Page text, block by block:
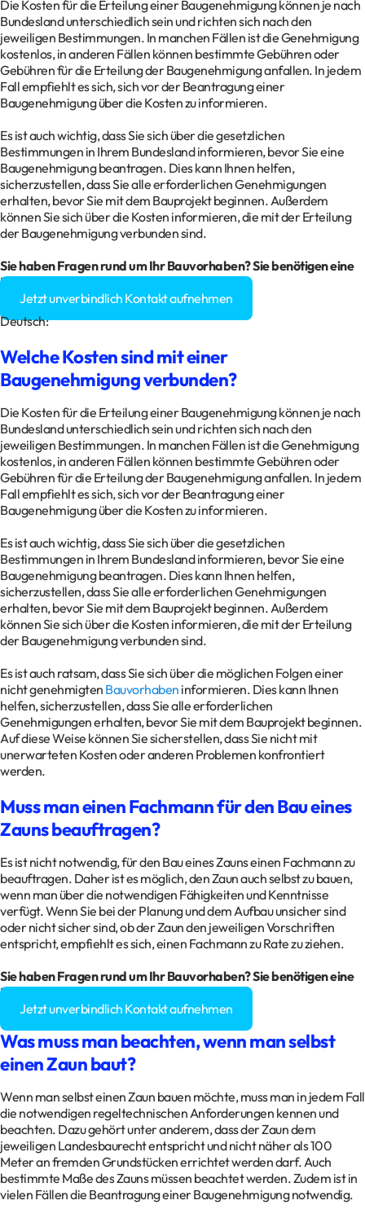
Die Kosten für die Erteilung einer Baugenehmigung können je nach
Bundesland unterschiedlich sein und richten sich nach den
jeweiligen Bestimmungen. In manchen Fällen ist die Genehmigung
kostenlos, in anderen Fällen können bestimmte Gebühren oder
Gebühren für die Erteilung der Baugenehmigung anfallen. In jedem
Fall empfiehlt es sich, sich vor der Beantragung einer
Baugenehmigung über die Kosten zu informieren.
Es ist auch wichtig, dass Sie sich über die gesetzlichen
Bestimmungen in Ihrem Bundesland informieren, bevor Sie eine
Baugenehmigung beantragen. Dies kann Ihnen helfen,
sicherzustellen, dass Sie alle erforderlichen Genehmigungen
erhalten, bevor Sie mit dem Bauprojekt beginnen. Außerdem
können Sie sich über die Kosten informieren, die mit der Erteilung
der Baugenehmigung verbunden sind.
Sie haben Fragen rund um IhrBauvorhaben? Sie benötigen eine
Baugenehmigung?
Jetzt unverbindlich Kontakt aufnehmen
Deutsch:
Welche Kosten sind mit einer
Baugenehmigung verbunden?
Die Kosten für die Erteilung einer Baugenehmigung können je nach
Bundesland unterschiedlich sein und richten sich nach den
jeweiligen Bestimmungen. In manchen Fällen ist die Genehmigung
kostenlos, in anderen Fällen können bestimmte Gebühren oder
Gebühren für die Erteilung der Baugenehmigung anfallen. In jedem
Fall empfiehlt es sich, sich vor der Beantragung einer
Baugenehmigung über die Kosten zu informieren.
Es ist auch wichtig, dass Sie sich über die gesetzlichen
Bestimmungen in Ihrem Bundesland informieren, bevor Sie eine
Baugenehmigung beantragen. Dies kann Ihnen helfen,
sicherzustellen, dass Sie alle erforderlichen Genehmigungen
erhalten, bevor Sie mit dem Bauprojekt beginnen. Außerdem
können Sie sich über die Kosten informieren, die mit der Erteilung
der Baugenehmigung verbunden sind.
Es ist auch ratsam, dass Sie sich über die möglichen Folgen einer
nicht genehmigten Bauvorhaben informieren. Dies kann Ihnen
helfen, sicherzustellen, dass Sie alle erforderlichen
Genehmigungen erhalten, bevor Sie mit dem Bauprojekt beginnen.
Auf diese Weise können Sie sicherstellen, dass Sie nicht mit
unerwarteten Kosten oder anderen Problemen konfrontiert
werden.
Muss man einen Fachmann für den Bau eines
Zauns beauftragen?
Es ist nicht notwendig, für den Bau eines Zauns einen Fachmann zu
beauftragen. Daher ist es möglich, den Zaun auch selbst zu bauen,
wenn man über die notwendigen Fähigkeiten und Kenntnisse
verfügt. Wenn Sie bei der Planung und dem Aufbau unsicher sind
oder nicht sicher sind, ob der Zaun den jeweiligen Vorschriften
entspricht, empfiehlt es sich, einen Fachmann zu Rate zu ziehen.
Sie haben Fragen rund um Ihr Bauvorhaben? Sie benötigen eine
Baugenehmigung?
Jetzt unverbindlich Kontakt aufnehmen
Was muss man beachten, wenn man selbst
einen Zaun baut?
Wenn man selbst einen Zaun bauen möchte, muss man in jedem Fall
die notwendigen regeltechnischen Anforderungen kennen und
beachten. Dazu gehört unter anderem, dass der Zaun dem
jeweiligen Landesbaurecht entspricht und nicht näher als 100
Meter an fremden Grundstücken errichtet werden darf. Auch
bestimmte Maße des Zauns müssen beachtet werden. Zudem ist in
vielen Fällen die Beantragung einer Baugenehmigung notwendig.